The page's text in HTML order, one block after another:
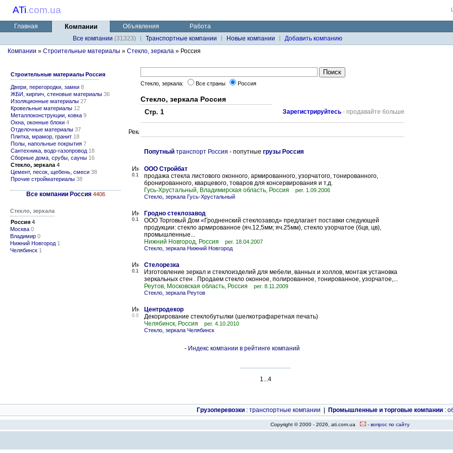
ATi.com.ua
Главная Компании Объявления
Работа
Все компании (31323) Транспортные компании Новые компании
Добавить компанию
Компании » Строительные материалы » Стекло, зеркала » Россия
Строительные материалы Россия
Двери, перегородки, замки 8
ЖБИ, кирпич, стеновые материалы 36
Изоляционные материалы 27
Кровельные материалы 12
Металлоконструкции, ковка 9
Окна, оконные блоки 4
Отделочные материалы 37
Плитка, мрамор, гранит 18
Полы, напольные покрытия 7
Сантехника, водо-газопровод 18
Сборные дома, срубы, сауны 16
Стекло, зеркала 4
Цемент, песок, щебень, смеси 38
Прочие стройматериалы 38
Все компании Россия 4406
Стекло, зеркала
Россия 4
Москва 0
Владимир 0
Нижний Новгород 1
Челябинск 1
Стекло, зеркала: Все страны Россия
Стекло, зеркала Россия
Стр. 1 Зарегистрируйтесь - продавайте больше
Попутный транспорт Россия - попутные грузы Россия
0.1
ООО Стройбат
продажа стекла листового оконного, армированного, узорчатого, тонированного,
бронированного, кварцевого, товаров для консервирования и т.д.
Гусь-Хрустальный, Владимирская область, Россия
рег. 1.09.2006
Стекло, зеркала Гусь-Хрустальный
0.1
Гродно стеклозавод
ООО Торговый Дом «Гродненский стеклозавод» предлагает поставки следующей
продукции: стекло армированное (яч.12,5мм; яч.25мм), стекло узорчатое (бцв, цв),
промышленные...
Нижний Новгород, Россия
рег. 18.04.2007
Стекло, зеркала Нижний Новгород
0.1
Стелорезка
Изготовление зеркал и стеклоизделий для мебели, ванных и холлов, монтаж установка
зеркальных стен . Продаем стекло оконное, полированное, тонированное, узорчатое,...
Реутов, Московская область, Россия
рег. 8.11.2009
Стекло, зеркала Реутов
0.0
Центродекор
Декорирование стеклобутылки (шелкотрафаретная печать)
Челябинск, Россия
рег. 4.10.2010
Стекло, зеркала Челябинск
- Индекс компании в рейтинге компаний
1...4
Грузоперевозки : транспортные компании Промышленные и торговые компании :
Copyright © 2000 - 2026, ati.com.ua - вопрос по сайту